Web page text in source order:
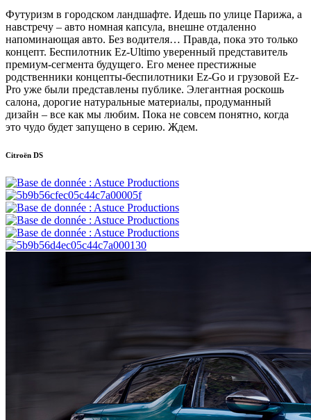
Футуризм в городском ландшафте. Идешь по улице Парижа, а
навстречу – авто номная капсула, внешне отдаленно
напоминающая авто. Без водителя… Правда, пока это только
концепт. Беспилотник Ez-Ultimo уверенный представитель
премиум-сегмента будущего. Его менее престижные
родственники концепты-беспилотники Ez-Go и грузовой Ez-
Pro уже были представлены публике. Элегантная роскошь
салона, дорогие натуральные материалы, продуманный
дизайн – все как мы любим. Пока не совсем понятно, когда
это чудо будет запущено в серию. Ждем.
Citroёn DS